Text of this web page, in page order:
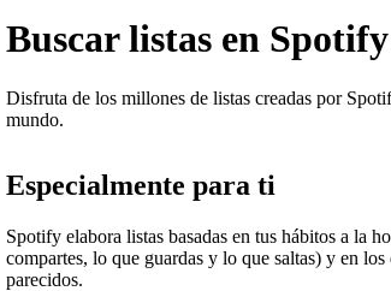
Buscar listas en Spotify
Disfruta de los millones de listas creadas por
mundo.
Especialmente para ti
Spotify elabora listas basadas en tus hábitos a la
compartes, lo que guardas y lo que saltas) y en
parecidos.